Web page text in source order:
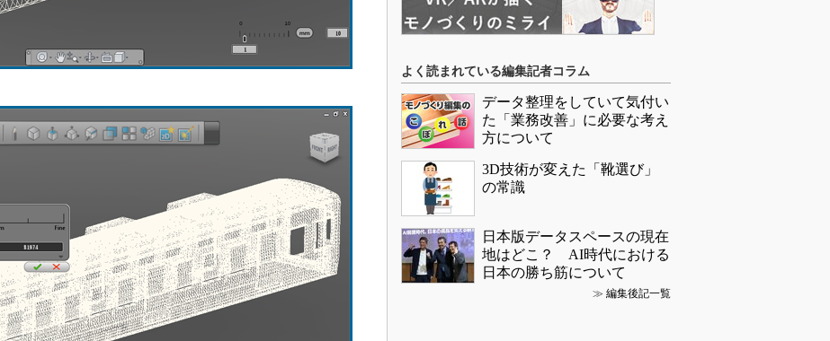
よく読まれている編集記者コラム
データ整理をしていて気付い
た「業務改善」に必要な考え
方について
3D技術が変えた「靴選び」
の常識
日本版データスペースの現在
地はどこ？ AI時代における
日本の勝ち筋について
≫ 編集後記一覧